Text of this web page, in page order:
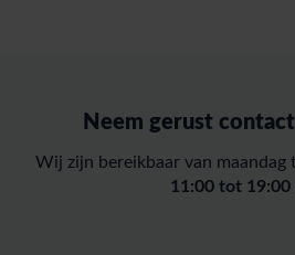
Neem gerust
Wij zijn bereikbaar van maandag
11:00 tot 19:00